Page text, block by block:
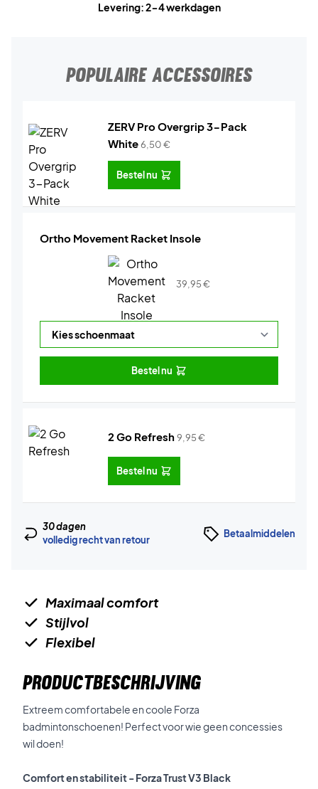
Levering: 2-4 werkdagen
POPULAIRE ACCESSOIRES
ZERV Pro Overgrip 3-Pack
White6,50€
Bestel nu
Ortho Movement Racket Insole
39,95€
Bestel nu
2 Go Refresh9,95€
Bestel nu
30 dagen
volledig recht van retour
Betaalmiddelen
Maximaal comfort
Stijlvol
Flexibel
PRODUCTBESCHRIJVING
Extreem comfortabele en coole Forza
badmintonschoenen! Perfect voor wie geen concessies
wil doen!
Comfort en stabiliteit - Forza Trust V3 Black